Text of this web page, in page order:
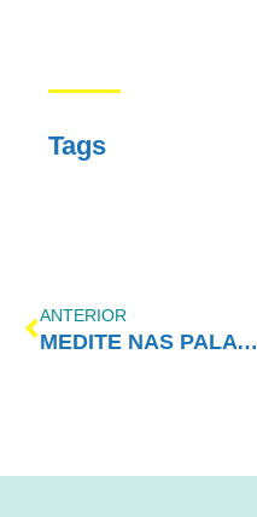
Tags
ANTERIOR
MEDITE NAS PALAVRAS DE HELLEN KELLER (1880-1968)